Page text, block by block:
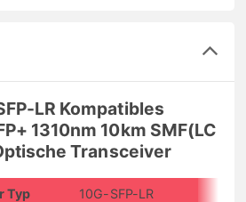
LR Kompatibles
1310nm 10km SMF(LC
Transceiver
Typ 10G-SFP-LR